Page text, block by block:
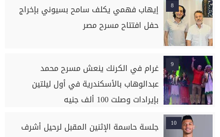
8
إيهاب فهمي يكلف سامح بسيوني بإخراج
حفل افتتاح مسرح مصر
9
غرام في الكرنك ينعش مسرح محمد
عبدالوهاب بالأسكندرية في أول ليلتين
بإيرادات وصلت 100 ألف جنيه
10
جلسة حاسمة الإثنين المقبل لرحيل أشرف